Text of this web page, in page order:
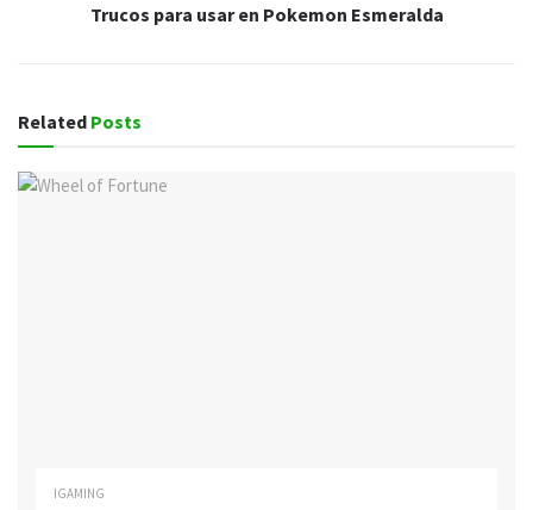
Trucos para usar en Pokemon Esmeralda
Related Posts
IGAMING